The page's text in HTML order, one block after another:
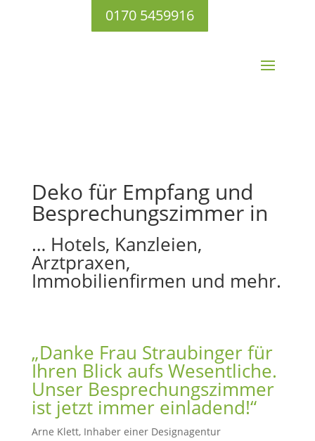
0170 5459916
Deko für Empfang und
Besprechungszimmer in
… Hotels, Kanzleien,
Arztpraxen,
Immobilienfirmen und mehr.
„Danke Frau Straubinger für
Ihren Blick aufs Wesentliche.
Unser Besprechungszimmer
ist jetzt immer einladend!“
Arne Klett, Inhaber einer Designagentur